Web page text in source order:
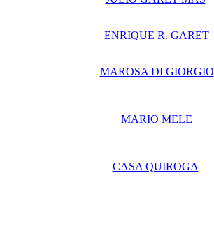
ENRIQUE R. GARET
MAROSA DI GIORGIO
MARIO MELE
CASA QUIROGA